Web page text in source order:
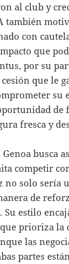
al club y
también
con
que
por su
que le
su
de
fresca y
busca
competir
solo sería
de
Su estilo
prioriza la
las
partes